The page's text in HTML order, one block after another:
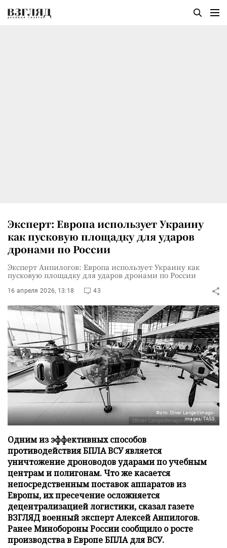
Эксперт: Европа использует Украину
как пусковую площадку для ударов
дронами по России
Эксперт Анпилогов: Европа использует Украину как
пусковую площадку для ударов дронами по России
16 апреля 2026, 13:18 43
Фото: Oliver Langel/imago-
images/TASS
Одним из эффективных способов
противодействия БПЛА ВСУ является
уничтожение дроноводов ударами по учебным
центрам и полигонам. Что же касается
непосредственным поставок аппаратов из
Европы, их пресечение осложняется
децентрализацией логистики, сказал газете
ВЗГЛЯД военный эксперт Алексей Анпилогов.
Ранее Минобороны России сообщило о росте
производства в Европе БПЛА для ВСУ.